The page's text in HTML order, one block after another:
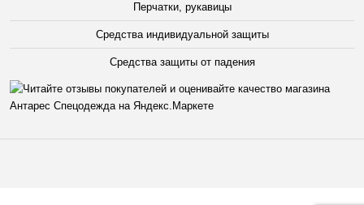
Перчатки, рукавицы
Средства индивидуальной защиты
Средства защиты от падения